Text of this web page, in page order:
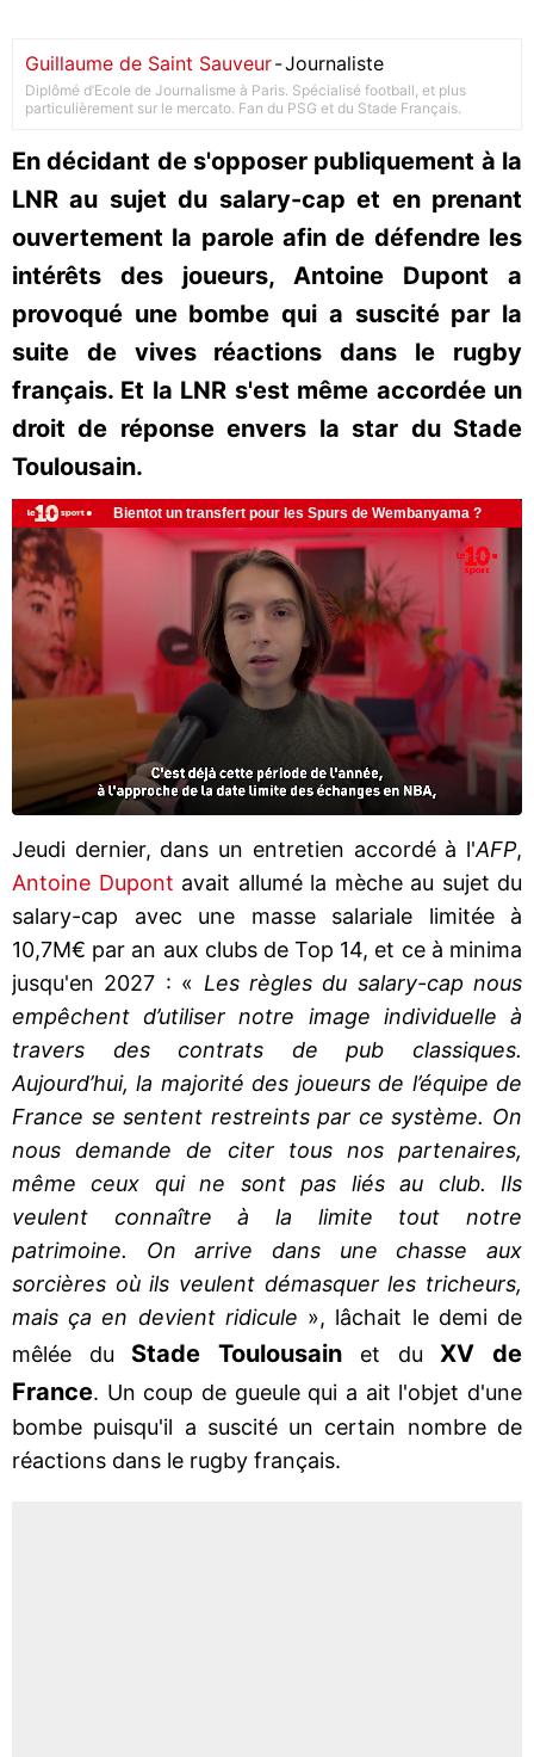
Guillaume de Saint Sauveur-Journaliste
Diplômé d’Ecole de Journalisme à Paris. Spécialisé football, et plus
particulièrement sur le mercato. Fan du PSG et du Stade Français.
En décidant de s'opposer publiquement à la
LNR au sujet du salary-cap et en prenant
ouvertement la parole afin de défendre les
intérêts des joueurs, Antoine Dupont a
provoqué une bombe qui a suscité par la
suite de vives réactions dans le rugby
français. Et la LNR s'est même accordée un
droit de réponse envers la star du Stade
Toulousain.
Jeudi dernier, dans un entretien accordé à l'AFP,
Antoine Dupont avait allumé la mèche au sujet du
salary-cap avec une masse salariale limitée à
10,7M€ par an aux clubs de Top 14, et ce à minima
jusqu'en 2027 : « Les règles du salary-cap nous
empêchent d’utiliser notre image individuelle à
travers des contrats de pub classiques.
Aujourd’hui, la majorité des joueurs de l’équipe de
France se sentent restreints par ce système. On
nous demande de citer tous nos partenaires,
même ceux qui ne sont pas liés au club. Ils
veulent connaître à la limite tout notre
patrimoine. On arrive dans une chasse aux
sorcières où ils veulent démasquer les tricheurs,
mais ça en devient ridicule », lâchait le demi de
mêlée du Stade Toulousain et duXV de
France. Un coup de gueule qui a ait l'objet d'une
bombe puisqu'il a suscité un certain nombre de
réactions dans le rugby français.